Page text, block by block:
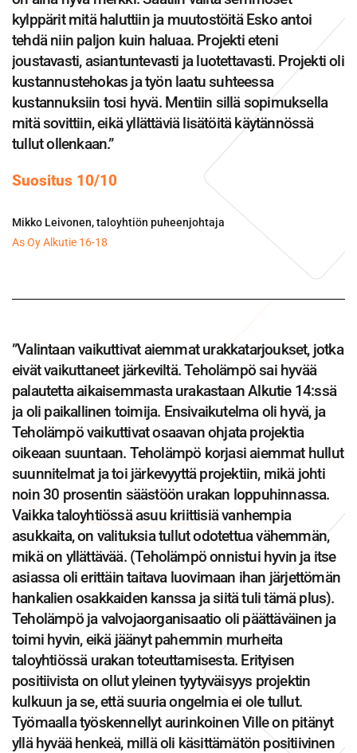
kylppärit mitä haluttiin ja muutostöitä Esko antoi
tehdä niin paljon kuin haluaa. Projekti eteni
joustavasti, asiantuntevasti ja luotettavasti. Projekti oli
kustannustehokas ja työn laatu suhteessa
kustannuksiin tosi hyvä. Mentiin sillä sopimuksella
mitä sovittiin, eikä yllättäviä lisätöitä käytännössä
tullut ollenkaan.”
Suositus 10/10
Mikko Leivonen, taloyhtiön puheenjohtaja
As Oy Alkutie 16-18
”Valintaan vaikuttivat aiemmat urakkatarjoukset, jotka
eivät vaikuttaneet järkeviltä. Teholämpö sai hyvää
palautetta aikaisemmasta urakastaan Alkutie 14:ssä
ja oli paikallinen toimija. Ensivaikutelma oli hyvä, ja
Teholämpö vaikuttivat osaavan ohjata projektia
oikeaan suuntaan. Teholämpö korjasi aiemmat hullut
suunnitelmat ja toi järkevyyttä projektiin, mikä johti
noin 30 prosentin säästöön urakan loppuhinnassa.
Vaikka taloyhtiössä asuu kriittisiä vanhempia
asukkaita, on valituksia tullut odotettua vähemmän,
mikä on yllättävää. (Teholämpö onnistui hyvin ja itse
asiassa oli erittäin taitava luovimaan ihan järjettömän
hankalien osakkaiden kanssa ja siitä tuli tämä plus).
Teholämpö ja valvojaorganisaatio oli päättäväinen ja
toimi hyvin, eikä jäänyt pahemmin murheita
taloyhtiössä urakan toteuttamisesta. Erityisen
positiivista on ollut yleinen tyytyväisyys projektin
kulkuun ja se, että suuria ongelmia ei ole tullut.
Työmaalla työskennellyt aurinkoinen Ville on pitänyt
yllä hyvää henkeä, millä oli käsittämätön positiivinen